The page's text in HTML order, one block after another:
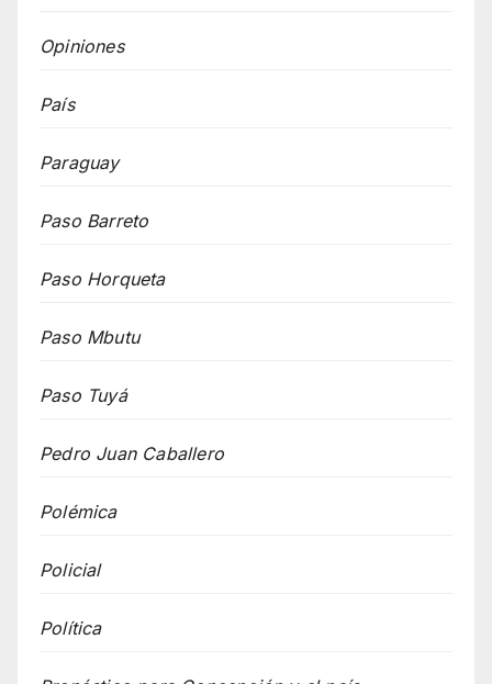
Opiniones
País
Paraguay
Paso Barreto
Paso Horqueta
Paso Mbutu
Paso Tuyá
Pedro Juan Caballero
Polémica
Policial
Política